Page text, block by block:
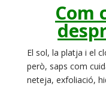
Com
El sol, la platja i el
però, saps com
neteja, exfoliació,